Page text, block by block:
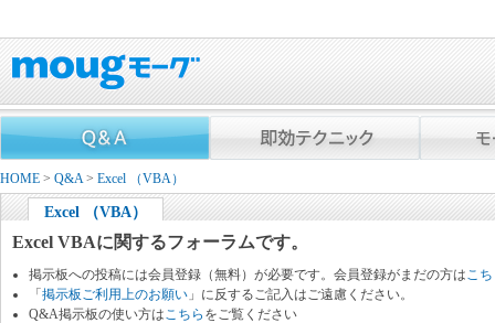
HOME > Q&A> Excel （VBA）
Excel （VBA）
Excel VBAに関するフォーラムです。
掲示板への投稿には会員登録（無料）が必要です。会員登録がまだの方は こ
「掲示板ご利用上のお願い 」に反するご記入はご遠慮ください。
Q&A掲示板の使い方は こちら をご覧ください